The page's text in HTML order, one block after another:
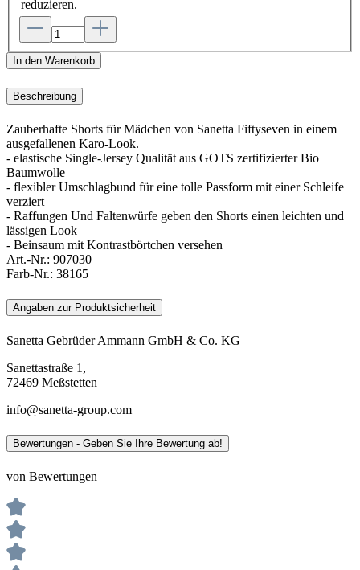
reduzieren.
In den Warenkorb
Beschreibung
Zauberhafte Shorts für Mädchen von Sanetta Fiftyseven in einem
ausgefallenen Karo-Look.
- elastische Single-Jersey Qualität aus GOTS zertifizierter Bio
Baumwolle
- flexibler Umschlagbund für eine tolle Passform mit einer Schleife
verziert
- Raffungen Und Faltenwürfe geben den Shorts einen leichten und
lässigen Look
- Beinsaum mit Kontrastbörtchen versehen
Art.-Nr.: 907030
Farb-Nr.: 38165
Angaben zur Produktsicherheit
Sanetta Gebrüder Ammann GmbH & Co. KG
Sanettastraße 1,
72469 Meßstetten
info@sanetta-group.com
Bewertungen - Geben Sie Ihre Bewertung ab!
von Bewertungen